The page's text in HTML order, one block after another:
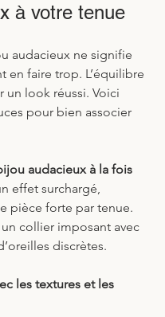
à votre tenue
audacieux ne signifie
en faire trop. L’équilibre
un look réussi. Voici
pour bien associer
audacieux à la fois
pièce forte par tenue.
collier imposant avec
discrètes.
les textures et les